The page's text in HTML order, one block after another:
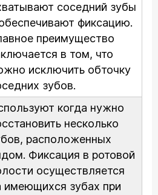
соседний зубы
фиксацию.
преимущество
в том, что
исключить обточку
зубов.
когда нужно
несколько
расположенных
Фиксация в ротовой
осуществляется
имеющихся зубах при